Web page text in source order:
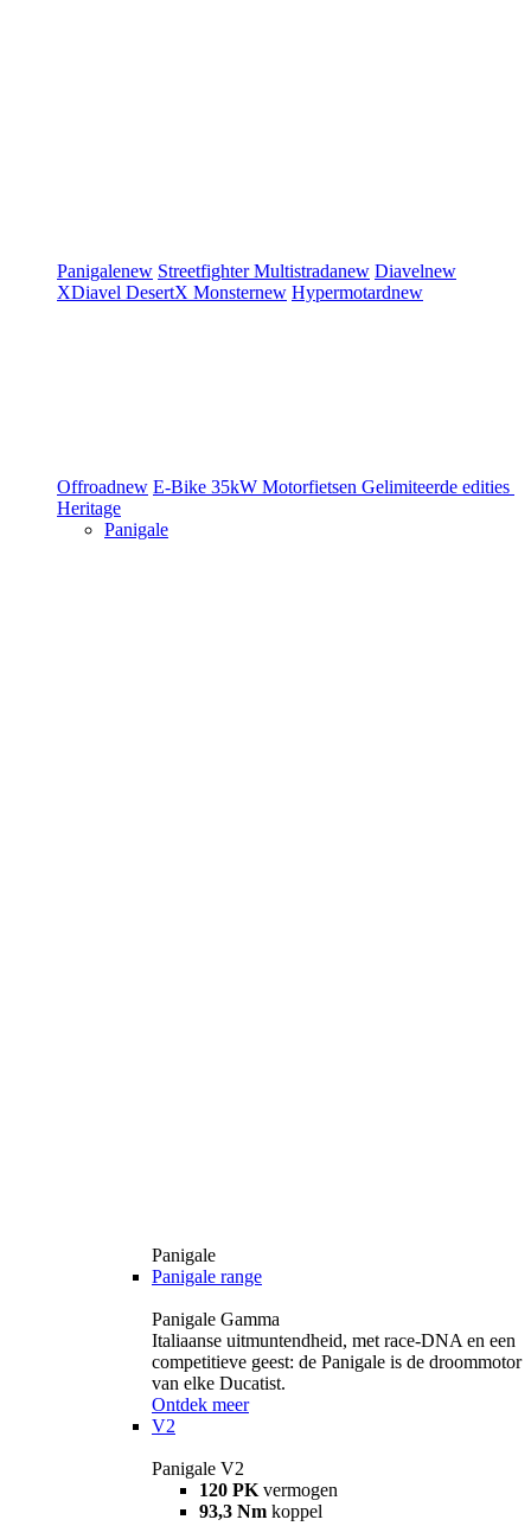
Panigalenew StreetfighterMultistradanew Diavelnew
XDiavel DesertX Monsternew Hypermotardnew
Offroadnew E-Bike 35kW Motorfietsen Gelimiteerde edities
Heritage
Panigale
Panigale
Panigale range
Panigale Gamma
Italiaanse uitmuntendheid, met race-DNA en een
competitieve geest: de Panigale is de droommotor
van elke Ducatist.
Ontdek meer
V2
Panigale V2
120 PK vermogen
93,3 Nm koppel